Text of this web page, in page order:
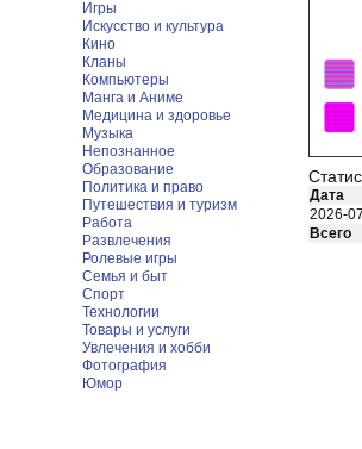
Игры
Искусство и культура
Кино
Кланы
Компьютеры
Манга и Аниме
Медицина и здоровье
Музыка
Непознанное
Образование
Политика и право
Путешествия и туризм
Работа
Развлечения
Ролевые игры
Семья и быт
Спорт
Технологии
Товары и услуги
Увлечения и хобби
Фотография
Юмор
Дата
2026-
Всего